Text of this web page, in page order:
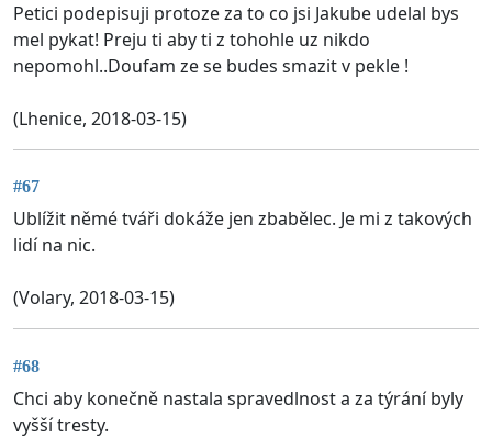
Petici podepisuji protoze za to co jsi Jakube udelal bys
mel pykat! Preju ti aby ti z tohohle uz nikdo
nepomohl..Doufam ze se budes smazit v pekle !
(Lhenice, 2018-03-15)
#67
Ublížit němé tváři dokáže jen zbabělec. Je mi z takových
lidí na nic.
(Volary, 2018-03-15)
#68
Chci aby konečně nastala spravedlnost a za týrání byly
vyšší tresty.